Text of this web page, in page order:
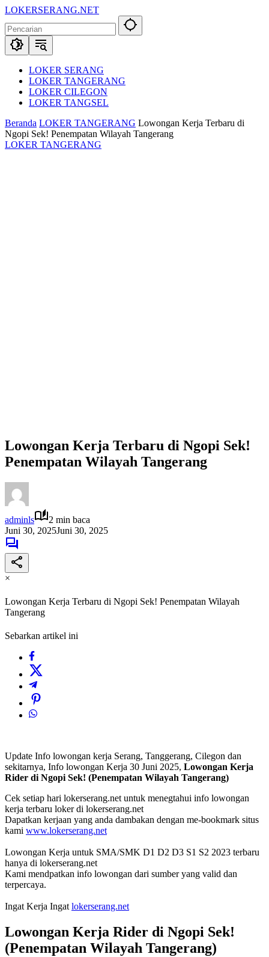
Langsung
konten
LOKERSERANG.NET
Lowongan
Kerja
Serang
SekitarnyaLOKER SERANG
LOKER TANGERANG
LOKER CILEGON
LOKER TANGSEL
Beranda LOKER TANGERANG Lowongan Kerja Terbaru di
Ngopi Sek! Penempatan Wilayah Tangerang
LOKER TANGERANG
Lowongan Kerja Terbaru di Ngopi Sek!
Penempatan Wilayah Tangerang
adminls
2 min baca
Juni 30, 2025Juni 30, 2025
×
Lowongan Kerja Terbaru di Ngopi Sek! Penempatan Wilayah
Tangerang
Sebarkan artikel ini
Update Info lowongan kerja Serang, Tanggerang, Cilegon dan
sekitarnya, Info lowongan Kerja 30 Juni 2025, Lowongan Kerja
Rider di Ngopi Sek! (Penempatan Wilayah Tangerang)
Cek setiap hari lokerserang.net untuk menegtahui info lowongan
kerja terbaru loker di lokerserang.net
Dapatkan kerjaan yang anda dambakan dengan me-bookmark situs
kami www.lokerserang.net
Lowongan Kerja untuk SMA/SMK D1 D2 D3 S1 S2 2023 terbaru
hanya di lokerserang.net
Kami mendpatkan info lowongan dari sumber yang valid dan
terpercaya.
Ingat Kerja Ingat lokerserang.net
Lowongan Kerja Rider di Ngopi Sek!
(Penempatan Wilayah Tangerang)